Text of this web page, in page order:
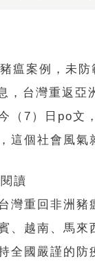
瘟案例，未
台灣重返亞
（7）日po文
這個社會風氣
讀
重回非洲豬
、越南、馬來
全國嚴謹的防